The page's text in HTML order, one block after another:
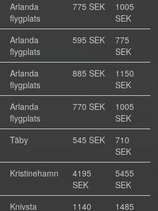
Arlanda
flygplats
775 SEK
1005
SEK
Arlanda
flygplats
595 SEK
775
SEK
Arlanda
flygplats
885 SEK
1150
SEK
Arlanda
flygplats
770 SEK
1005
SEK
Täby 545 SEK
710
SEK
Kristinehamn
4195
SEK
5455
SEK
Knivsta
1140
1485